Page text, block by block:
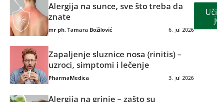
Alergija na sunce, sve što treba da
znate
mr ph. Tamara Božilović 6. jul 2026
Zapaljenje sluznice nosa (rinitis) –
uzroci, simptomi i lečenje
PharmaMedica 3. jul 2026
Alergija na grinje – zašto su